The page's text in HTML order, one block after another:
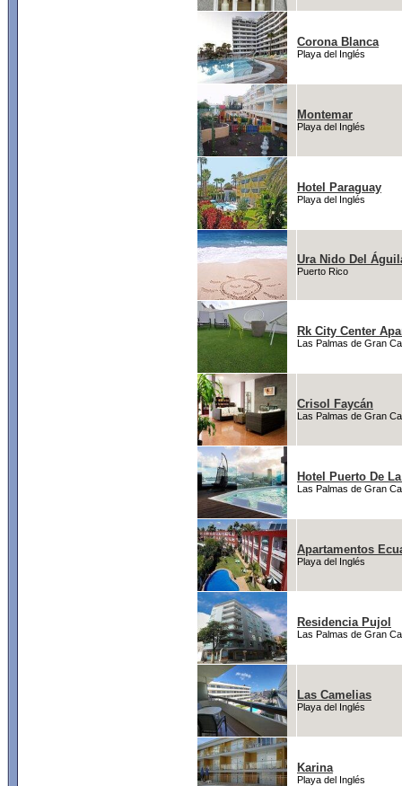
Corona Blanca
Playa del Inglés
Montemar
Playa del Inglés
Hotel Paraguay
Playa del Inglés
Ura Nido Del
Puerto Rico
Rk City Center
Las Palmas de Gran
Crisol Faycán
Las Palmas de Gran
Hotel Puerto De
Las Palmas de Gran
Apartamentos
Playa del Inglés
Residencia Pujol
Las Palmas de Gran
Las Camelias
Playa del Inglés
Karina
Playa del Inglés